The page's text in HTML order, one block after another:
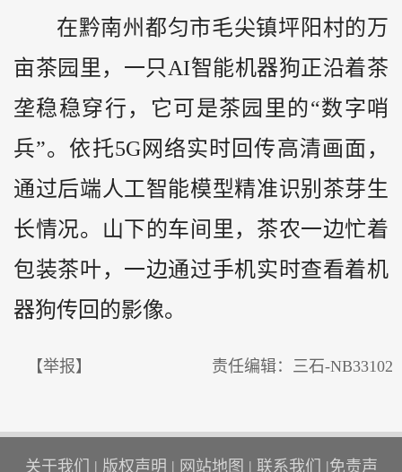
在黔南州都匀市毛尖镇坪阳村的万
亩茶园里，一只AI智能机器狗正沿着茶
垄稳稳穿行，它可是茶园里的“数字哨
兵”。依托5G网络实时回传高清画面，
通过后端人工智能模型精准识别茶芽生
长情况。山下的车间里，茶农一边忙着
包装茶叶，一边通过手机实时查看着机
器狗传回的影像。
【举报】 责任编辑：三石-NB33102
关于我们 | 版权声明 | 网站地图 | 联系我们 |免责声